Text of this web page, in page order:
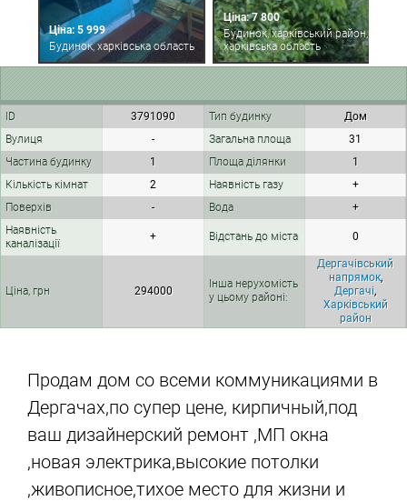
Ціна: 5 999
Будинок, харківська область
Ціна: 7 800
Будинок, харківський район,
харківська область
ID 3791090 Тип будинку
Дом
Вулиця
- Загальна площа
31
Частина будинку
1 Площа ділянки
1
Кількість кімнат
2 Наявність газу
+
Поверхів
- Вода
+
Наявність
каналізації
+ Відстань до міста 0
Ціна, грн 294000
Інша нерухомість
у цьому районі:
Дергачівський
напрямок,
Дергачі,
Харківський
район
Продам дом со всеми коммуникациями в
Дергачах,по супер цене, кирпичный,под
ваш дизайнерский ремонт ,МП окна
,новая электрика,высокие потолки
,живописное,тихое место для жизни и